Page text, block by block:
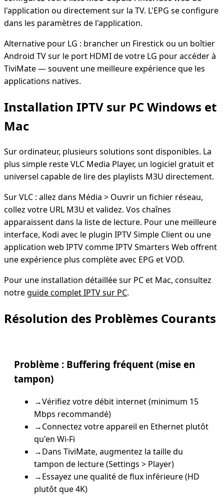
l'application ou directement sur la TV. L'EPG se configure
dans les paramètres de l'application.
Alternative pour LG : brancher un Firestick ou un boîtier
Android TV sur le port HDMI de votre LG pour accéder à
TiviMate — souvent une meilleure expérience que les
applications natives.
Installation IPTV sur PC Windows et
Mac
Sur ordinateur, plusieurs solutions sont disponibles. La
plus simple reste VLC Media Player, un logiciel gratuit et
universel capable de lire des playlists M3U directement.
Sur VLC : allez dans Média > Ouvrir un fichier réseau,
collez votre URL M3U et validez. Vos chaînes
apparaissent dans la liste de lecture. Pour une meilleure
interface, Kodi avec le plugin IPTV Simple Client ou une
application web IPTV comme IPTV Smarters Web offrent
une expérience plus complète avec EPG et VOD.
Pour une installation détaillée sur PC et Mac, consultez
notreguide complet IPTV sur PC.
Résolution des Problèmes Courants
Problème : Buffering fréquent (mise en
tampon)
→Vérifiez votre débit internet (minimum 15
Mbps recommandé)
→Connectez votre appareil en Ethernet plutôt
qu'en Wi-Fi
→Dans TiviMate, augmentez la taille du
tampon de lecture (Settings > Player)
→Essayez une qualité de flux inférieure (HD
plutôt que 4K)